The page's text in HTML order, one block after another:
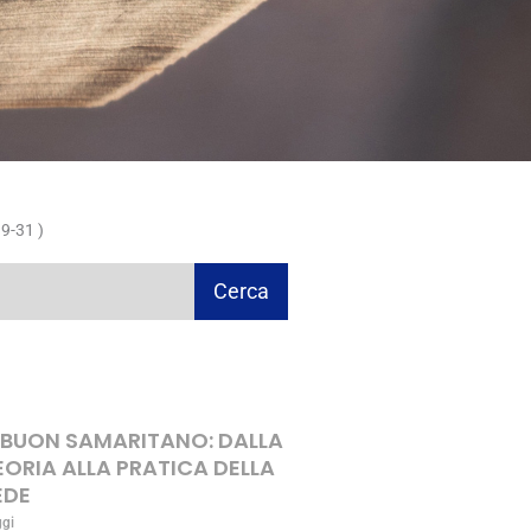
31 )
Cerca
SAMARITANO: DALLA
ALLA PRATICA DELLA